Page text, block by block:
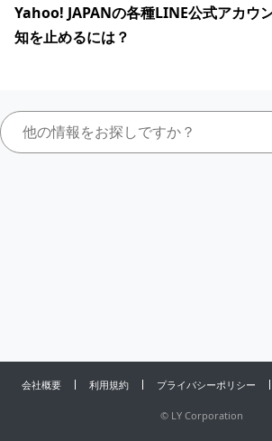
Yahoo! JAPANの各種LINE公式アカウ
知を止めるには？
会社概要 利用規約 プライバシーポリシー
© LY Corporation